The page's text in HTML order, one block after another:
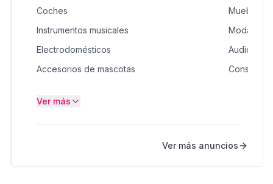
Coches
Instrumentos musicales
Electrodomésticos
Accesorios de mascotas
Bicicletas
Muebles
Moda
Audio /
Ropa
Ver más
Ver más anuncios